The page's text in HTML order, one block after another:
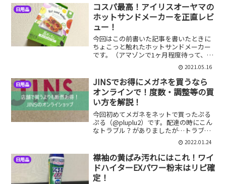
日用品
コスパ最高！アイリスオーヤマの
ホットサンドメーカーを正直レビ
ュー！
今回はこの前書いた記事を書いたときに
ちょこっと触れたホットサンドメーカー
です。（アマゾンで1ヶ月程度待って、よ
うやく発送になったかと思ったらなぜか
配達不能になったというお話です）値段
の割に品質がいいと話題のアイリスオー
ヤマから販売されている...
2021.05.16
日用品
JINSでお得にメガネを買うなら
オンラインで！度数・調整等の買
い方を解説！
今回初めてメガネをネットで買ったぷる
ぷる（@pluplu2）です。配達の時にこん
なトラブル？がありましたが…トラブル
はありましたが、届いたものは当然問題
なく使えました。今回購入したのはJINS
のメガネです。メガネをネットで買うの
は若干抵抗あ...
2022.01.24
日用品
襟袖の黄ばみ汚れにはこれ！ワイ
ドハイターEXパワー粉末はリピ確
定！